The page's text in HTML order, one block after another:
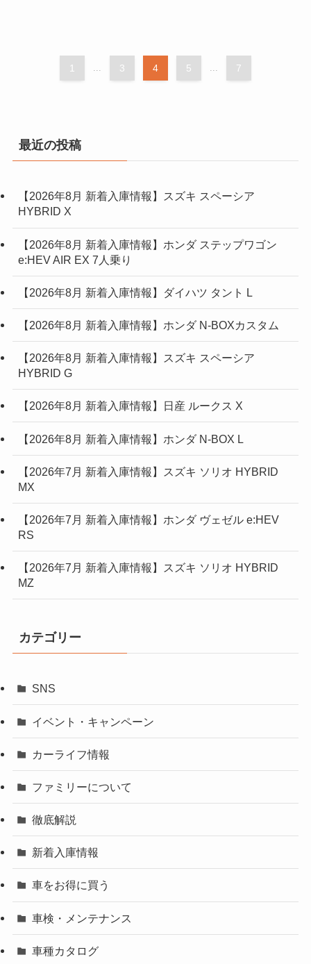
1 ... 3 4 5 ... 7
最近の投稿
【2026年8月 新着入庫情報】スズキ スペーシア
HYBRID X
【2026年8月 新着入庫情報】ホンダ ステップワゴン
e:HEV AIR EX 7人乗り
【2026年8月 新着入庫情報】ダイハツ タント L
【2026年8月 新着入庫情報】ホンダ N-BOXカスタム
【2026年8月 新着入庫情報】スズキ スペーシア
HYBRID G
【2026年8月 新着入庫情報】日産 ルークス X
【2026年8月 新着入庫情報】ホンダ N-BOX L
【2026年7月 新着入庫情報】スズキ ソリオ HYBRID
MX
【2026年7月 新着入庫情報】ホンダ ヴェゼル e:HEV
RS
【2026年7月 新着入庫情報】スズキ ソリオ HYBRID
MZ
カテゴリー
SNS
イベント・キャンペーン
カーライフ情報
ファミリーについて
徹底解説
新着入庫情報
車をお得に買う
車検・メンテナンス
車種カタログ